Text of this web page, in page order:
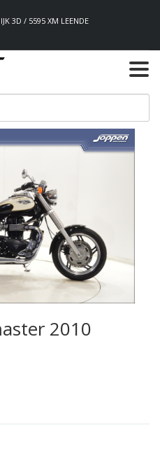
3D / 5595 XM LEENDE
2010